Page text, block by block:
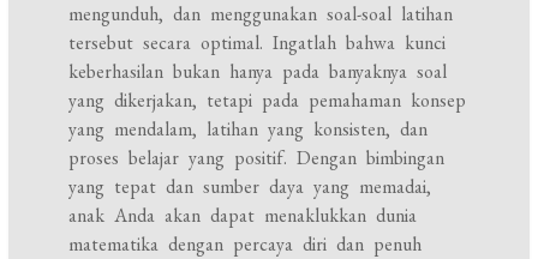
mengunduh, dan menggunakan soal-soal latihan
tersebut secara optimal. Ingatlah bahwa kunci
keberhasilan bukan hanya pada banyaknya soal
yang dikerjakan, tetapi pada pemahaman konsep
yang mendalam, latihan yang konsisten, dan
proses belajar yang positif. Dengan bimbingan
yang tepat dan sumber daya yang memadai,
anak Anda akan dapat menaklukkan dunia
matematika dengan percaya diri dan penuh